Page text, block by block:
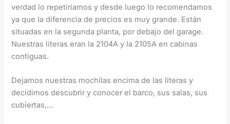
verdad lo repetiríamos y desde luego lo recomendamos
ya que la diferencia de precios es muy grande. Están
situadas en la segunda planta, por debajo del garage.
Nuestras literas eran la 2104A y la 2105A en cabinas
contiguas.
Dejamos nuestras mochilas encima de las literas y
decidimos descubrir y conocer el barco, sus salas, sus
cubiertas,…